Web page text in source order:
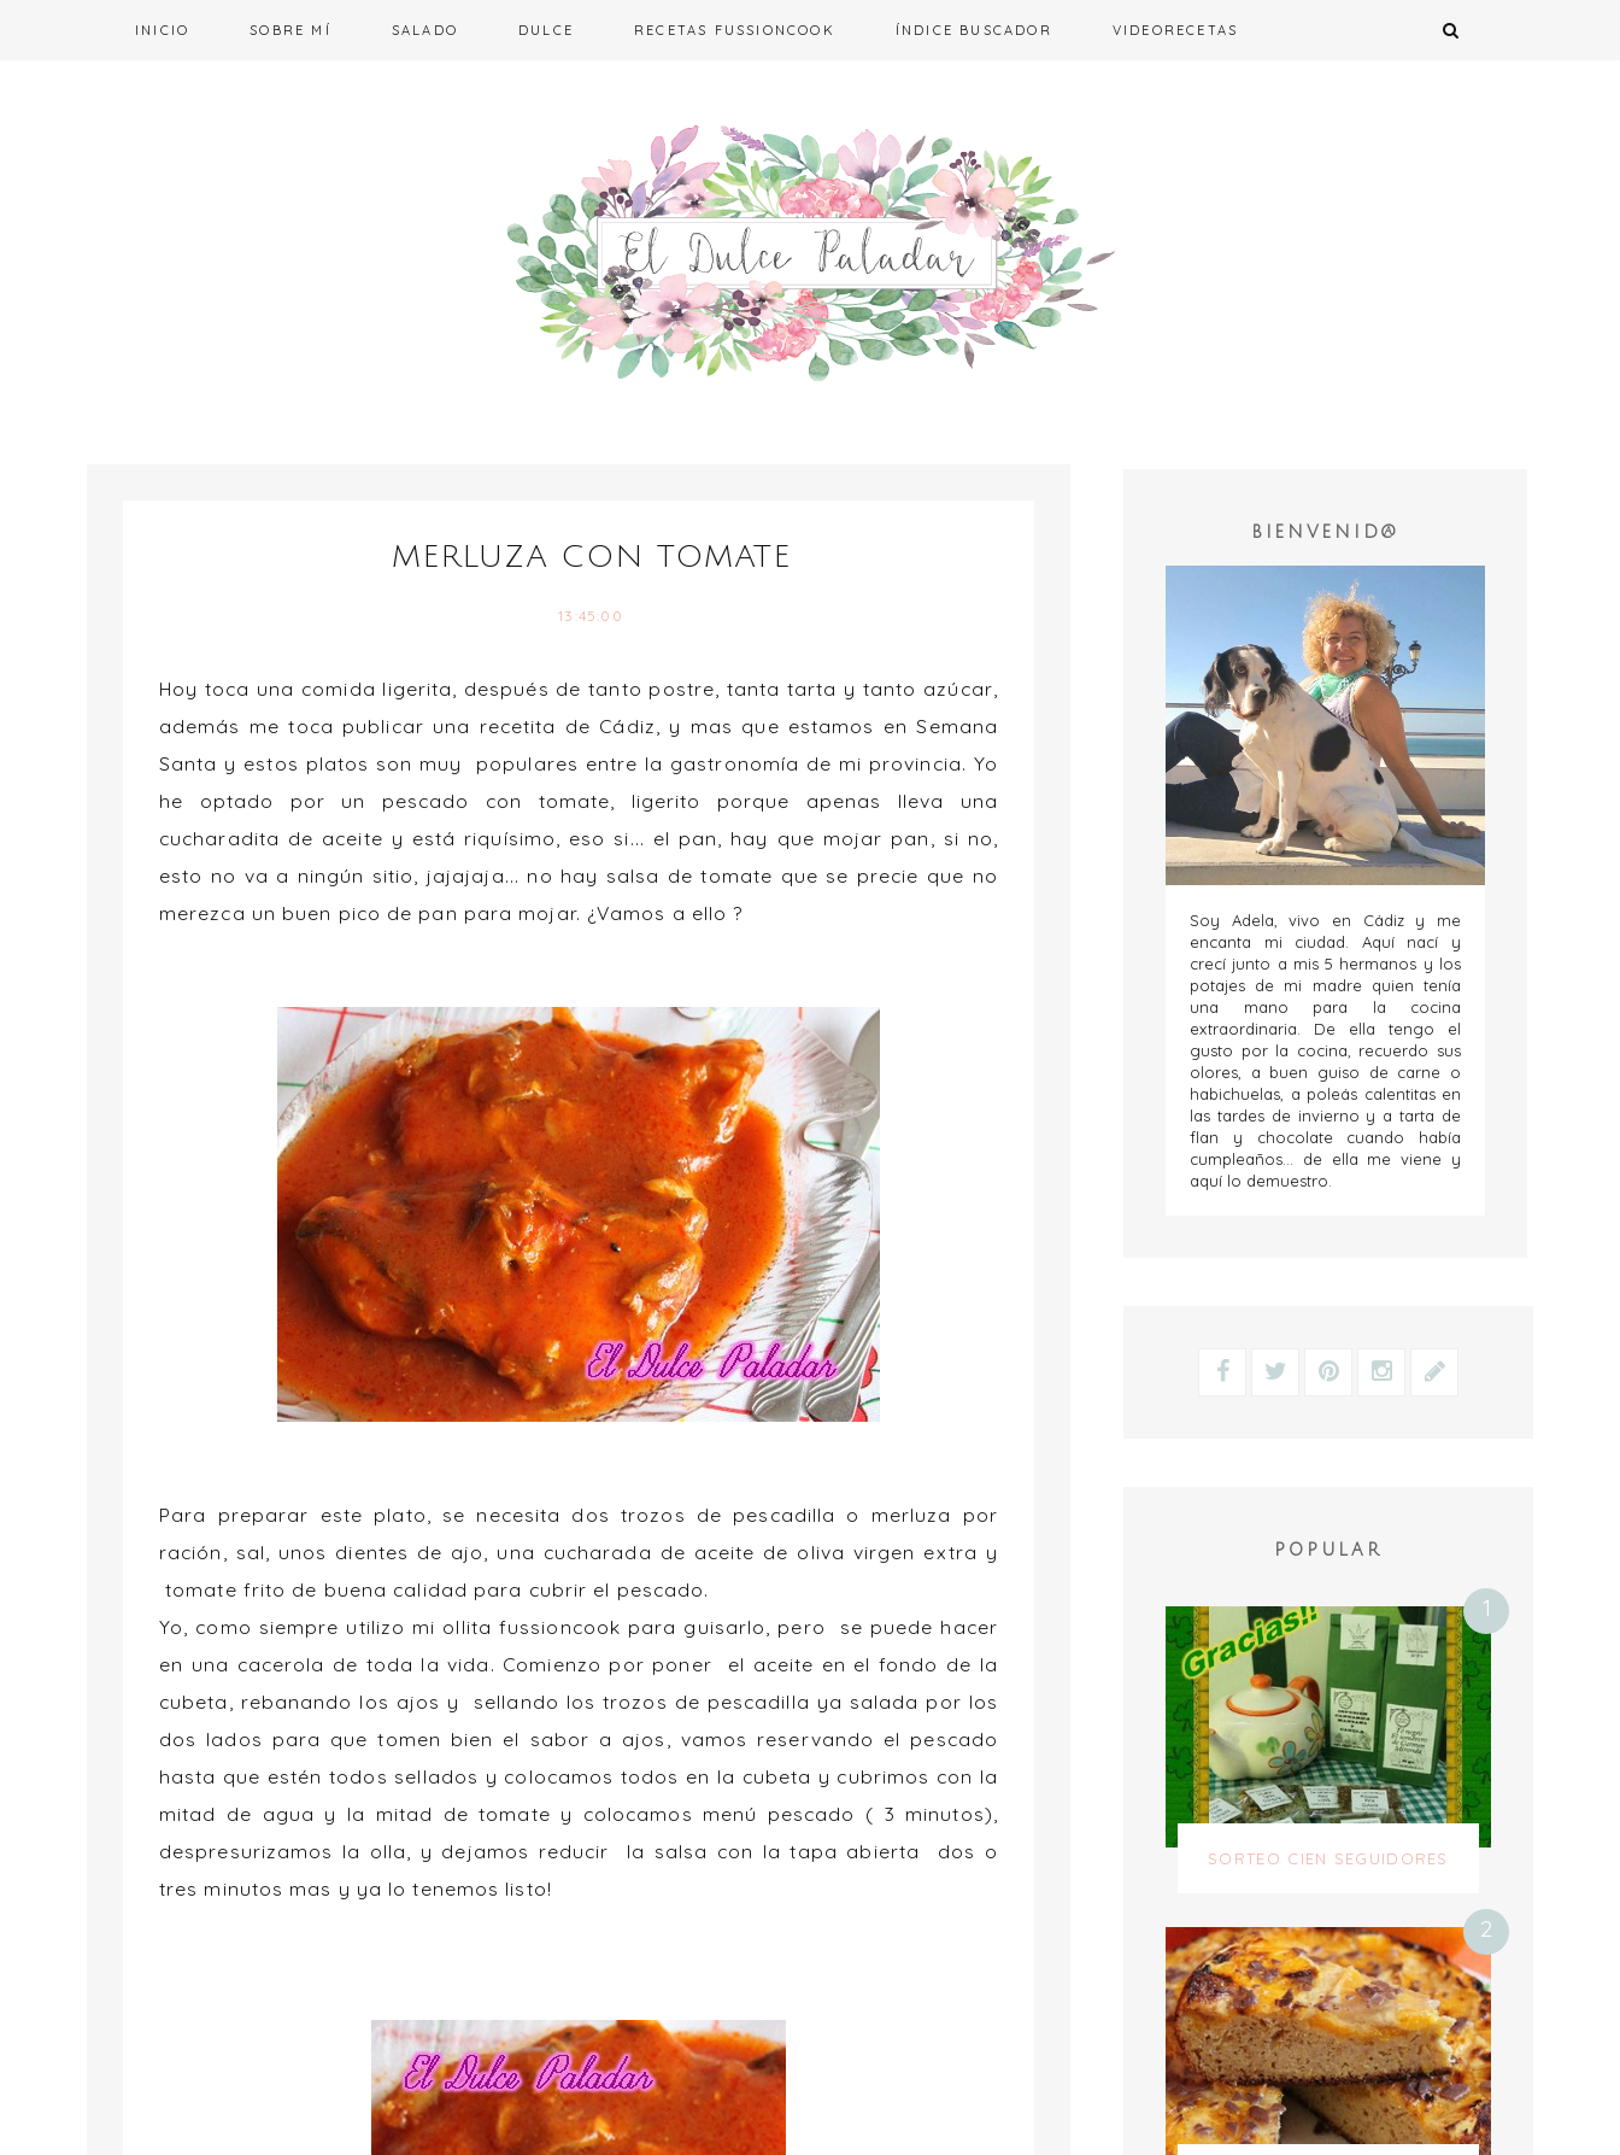
INICIO SOBRE MÍ SALADO DULCE RECETAS FUSSIONCOOK ÍNDICE BUSCADOR VIDEORECETAS
MERLUZA CON TOMATE
13:45:00
Hoy toca una comida ligerita, después de tanto postre, tanta tarta y tanto azúcar,
además me toca publicar una recetita de Cádiz, y mas que estamos en Semana
Santa y estos platos son muy populares entre la gastronomía de mi provincia. Yo
he optado por un pescado con tomate, ligerito porque apenas lleva una
cucharadita de aceite y está riquísimo, eso si... el pan, hay que mojar pan, si no,
esto no va a ningún sitio, jajajaja... no hay salsa de tomate que se precie que no
merezca un buen pico de pan para mojar. ¿Vamos a ello ?
Para preparar este plato, se necesita dos trozos de pescadilla o merluza por
ración, sal, unos dientes de ajo, una cucharada de aceite de oliva virgen extra y
tomate frito de buena calidad para cubrir el pescado.
Yo, como siempre utilizo mi ollita fussioncook para guisarlo, pero se puede hacer
en una cacerola de toda la vida. Comienzo por poner el aceite en el fondo de la
cubeta, rebanando los ajos y sellando los trozos de pescadilla ya salada por los
dos lados para que tomen bien el sabor a ajos, vamos reservando el pescado
hasta que estén todos sellados y colocamos todos en la cubeta y cubrimos con la
mitad de agua y la mitad de tomate y colocamos menú pescado ( 3 minutos),
despresurizamos la olla, y dejamos reducir la salsa con la tapa abierta dos o
tres minutos mas y ya lo tenemos listo!
BIENVENID@
Soy Adela, vivo en Cádiz y me
encanta mi ciudad. Aquí nací y
crecí junto a mis 5 hermanos y los
potajes de mi madre quien tenía
una mano para la cocina
extraordinaria. De ella tengo el
gusto por la cocina, recuerdo sus
olores, a buen guiso de carne o
habichuelas, a poleás calentitas en
las tardes de invierno y a tarta de
flan y chocolate cuando había
cumpleaños... de ella me viene y
aquí lo demuestro.
POPULAR
SORTEO CIEN SEGUIDORES